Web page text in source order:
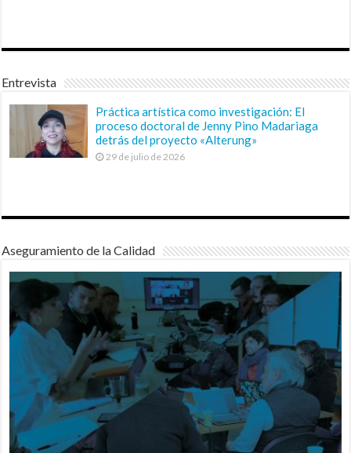
Entrevista
Práctica artística como investigación: El
proceso doctoral de Jenny Pino Madariaga
detrás del proyecto «Alterung»
29 de julio de 2026
Aseguramiento de la Calidad